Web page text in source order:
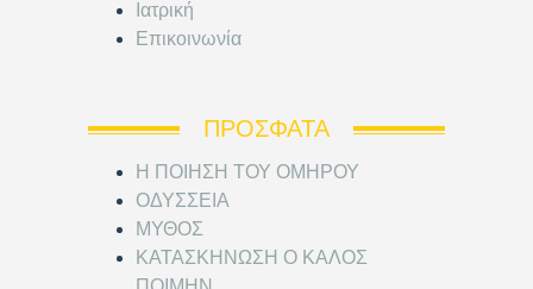
Ιατρική
Επικοινωνία
ΠΡΌΣΦΑΤΑ
Η ΠΟΙΗΣΗ ΤΟΥ ΟΜΗΡΟΥ
ΟΔΥΣΣΕΙΑ
ΜΥΘΟΣ
ΚΑΤΑΣΚΗΝΩΣΗ Ο ΚΑΛΟΣ